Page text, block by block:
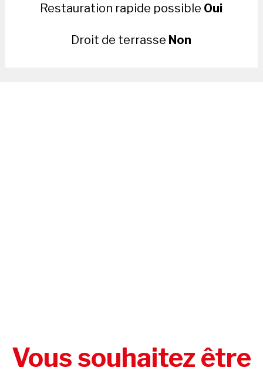
Restauration rapide possible Oui
Droit de terrasse Non
Vous souhaitez être